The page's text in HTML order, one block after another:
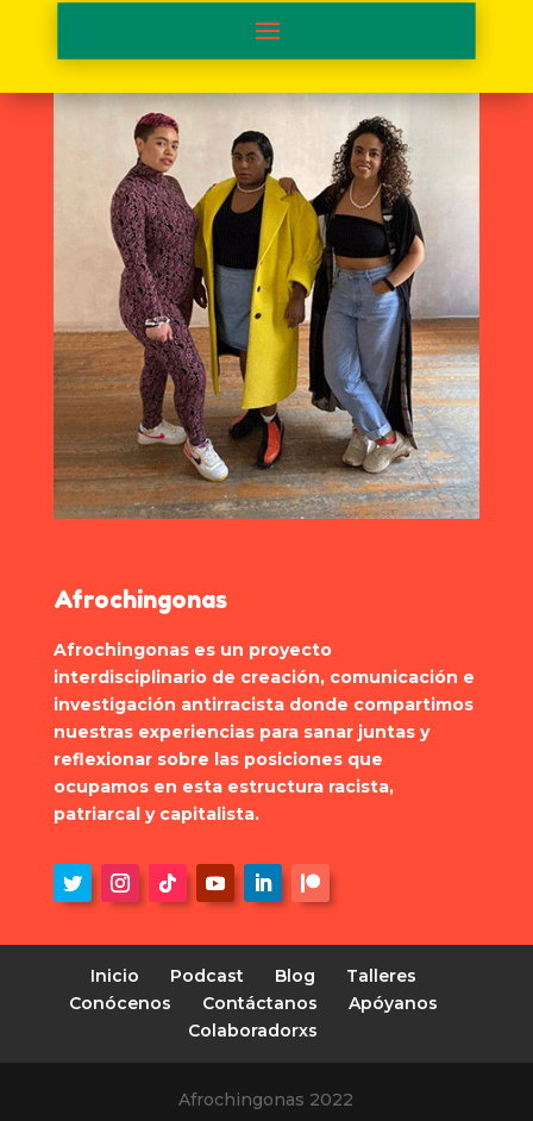
Afrochingonas
Afrochingonas es un proyecto
interdisciplinario de creación, comunicación e
investigación antirracista donde compartimos
nuestras experiencias para sanar juntas y
reflexionar sobre las posiciones que
ocupamos en esta estructura racista,
patriarcal y capitalista.
Inicio Podcast Blog
Talleres
Conócenos
Contáctanos
Apóyanos
Colaboradorxs
Afrochingonas 2022